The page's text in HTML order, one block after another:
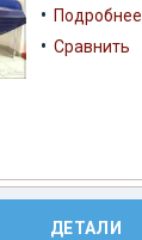
• Подробнее
• Сравнить
ДЕТАЛИ